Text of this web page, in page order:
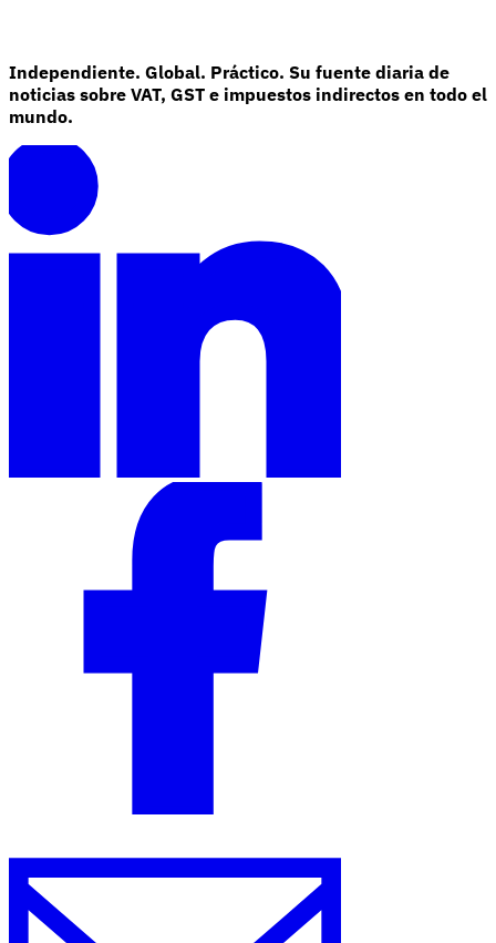
Independiente. Global. Práctico. Su fuente diaria de
noticias sobre VAT, GST e impuestos indirectos en todo el
mundo.